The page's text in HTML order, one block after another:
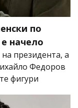
по
начело
президента, а
Федоров
фигури